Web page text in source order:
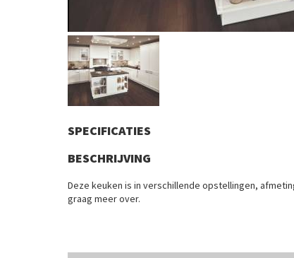
SPECIFICATIES
BESCHRIJVING
Deze keuken is in verschillende opstellingen,
graag meer over.